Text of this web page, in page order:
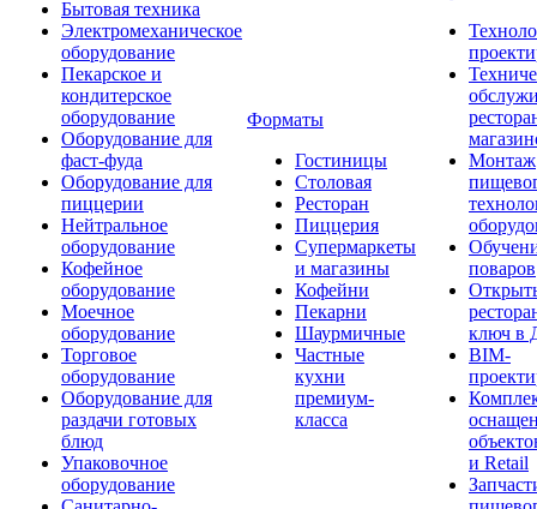
Бытовая техника
Электромеханическое
оборудование
Пекарское и
кондитерское
оборудование
Оборудование для
фаст-фуда
Оборудование для
пиццерии
Нейтральное
оборудование
Кофейное
оборудование
Моечное
оборудование
Торговое
оборудование
Оборудование для
раздачи готовых
блюд
Упаковочное
оборудование
Форматы
Гостиницы
Столовая
Ресторан
Пиццерия
Супермаркеты
и магазины
Кофейни
Пекарни
Шаурмичные
Частные
кухни
премиум-
класса
Монтаж
поваров
ключ в
BIM-
и Retail